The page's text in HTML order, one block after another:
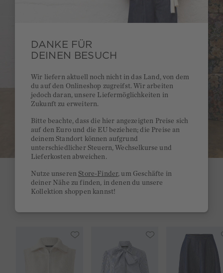
SHOP
DANKE FÜR
DEINEN BESUCH
Wir liefern aktuell noch nicht in das Land, von dem
du auf den Onlineshop zugreifst. Wir arbeiten
jedoch daran, unsere Liefermöglichkeiten in
Zukunft zu erweitern.
Bitte beachte, dass die hier angezeigten Preise sich
auf den Euro und die EU beziehen; die Preise an
deinem Standort können aufgrund
unterschiedlicher Steuern, Wechselkurse und
Lieferkosten abweichen.
Nutze unserenStore-Finder, um Geschäfte in
deiner Nähe zu finden, in denen du unsere
Kollektion shoppen kannst!